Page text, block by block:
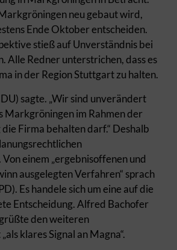
neu gebaut wird,
Ende Oktober entscheiden.
stieß auf Unverständnis bei
Alle Redner unterstrichen, dass es
in der Region Stuttgart zu halten.
sagte. „Wir sind unverändert
Markgröningen im Rahmen der
Firma behalten darf.“ Deshalb
einem „ergebnisoffenen und
ausgelegten Verfahren“ sprach
Es handele sich um eine auf die
Entscheidung. Alfred Bachofer
den weiteren
klares Signal an Magna“.